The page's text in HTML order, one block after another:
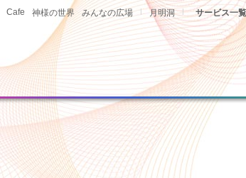
サービス一覧
Cafe 神様の世界 みんなの広場 | 月明洞 |